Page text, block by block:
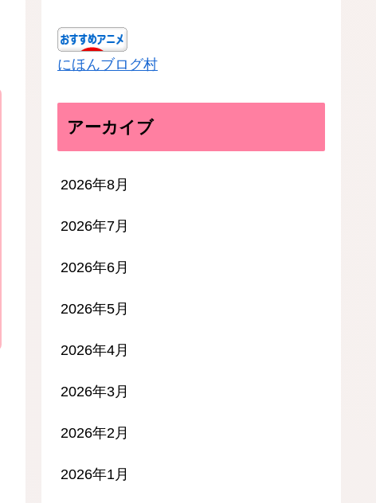
にほんブログ村
アーカイブ
2026年8月
2026年7月
2026年6月
2026年5月
2026年4月
2026年3月
2026年2月
2026年1月